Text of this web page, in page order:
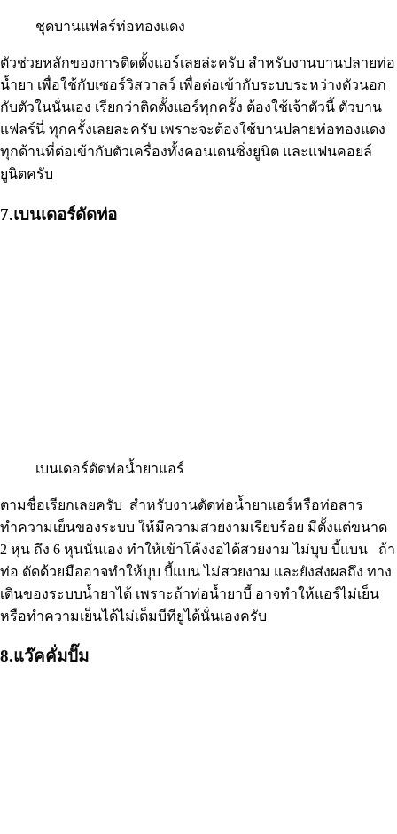
ชุดบานแฟลร์ท่อทองแดง
ตัวช่วยหลักของการติดตั้งแอร์เลยล่ะครับ สำหรับงานบานปลายท่อ
น้ำยา เพื่อใช้กับเซอร์วิสวาลว์ เพื่อต่อเข้ากับระบบระหว่างตัวนอก
กับตัวในนั่นเอง เรียกว่าติดตั้งแอร์ทุกครั้ง ต้องใช้เจ้าตัวนี้ ตัวบาน
แฟลร์นี่ ทุกครั้งเลยละครับ เพราะจะต้องใช้บานปลายท่อทองแดง
ทุกด้านที่ต่อเข้ากับตัวเครื่องทั้งคอนเดนซิ่งยูนิต และแฟนคอยล์
ยูนิตครับ
7.เบนเดอร์ดัดท่อ
เบนเดอร์ดัดท่อน้ำยาแอร์
ตามชื่อเรียกเลยครับ สำหรับงานดัดท่อน้ำยาแอร์หรือท่อสาร
ทำความเย็นของระบบ ให้มีความสวยงามเรียบร้อย มีตั้งแต่ขนาด
2 หุน ถึง 6 หุนนั่นเอง ทำให้เข้าโค้งงอได้สวยงาม ไม่บุบ บี้แบน ถ้า
ท่อ ดัดด้วยมืออาจทำให้บุบ บี้แบน ไม่สวยงาม และยังส่งผลถึง ทาง
เดินของระบบน้ำยาได้ เพราะถ้าท่อน้ำยาบี้ อาจทำให้แอร์ไม่เย็น
หรือทำความเย็นได้ไม่เต็มบีทียูได้นั่นเองครับ
8.แว๊คคั่มปั๊ม